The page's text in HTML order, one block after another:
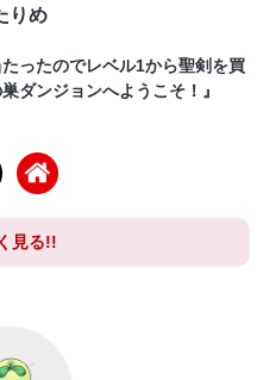
りめ
ったのでレベル1から聖剣を買
ダンジョンへようこそ！』
見る!!